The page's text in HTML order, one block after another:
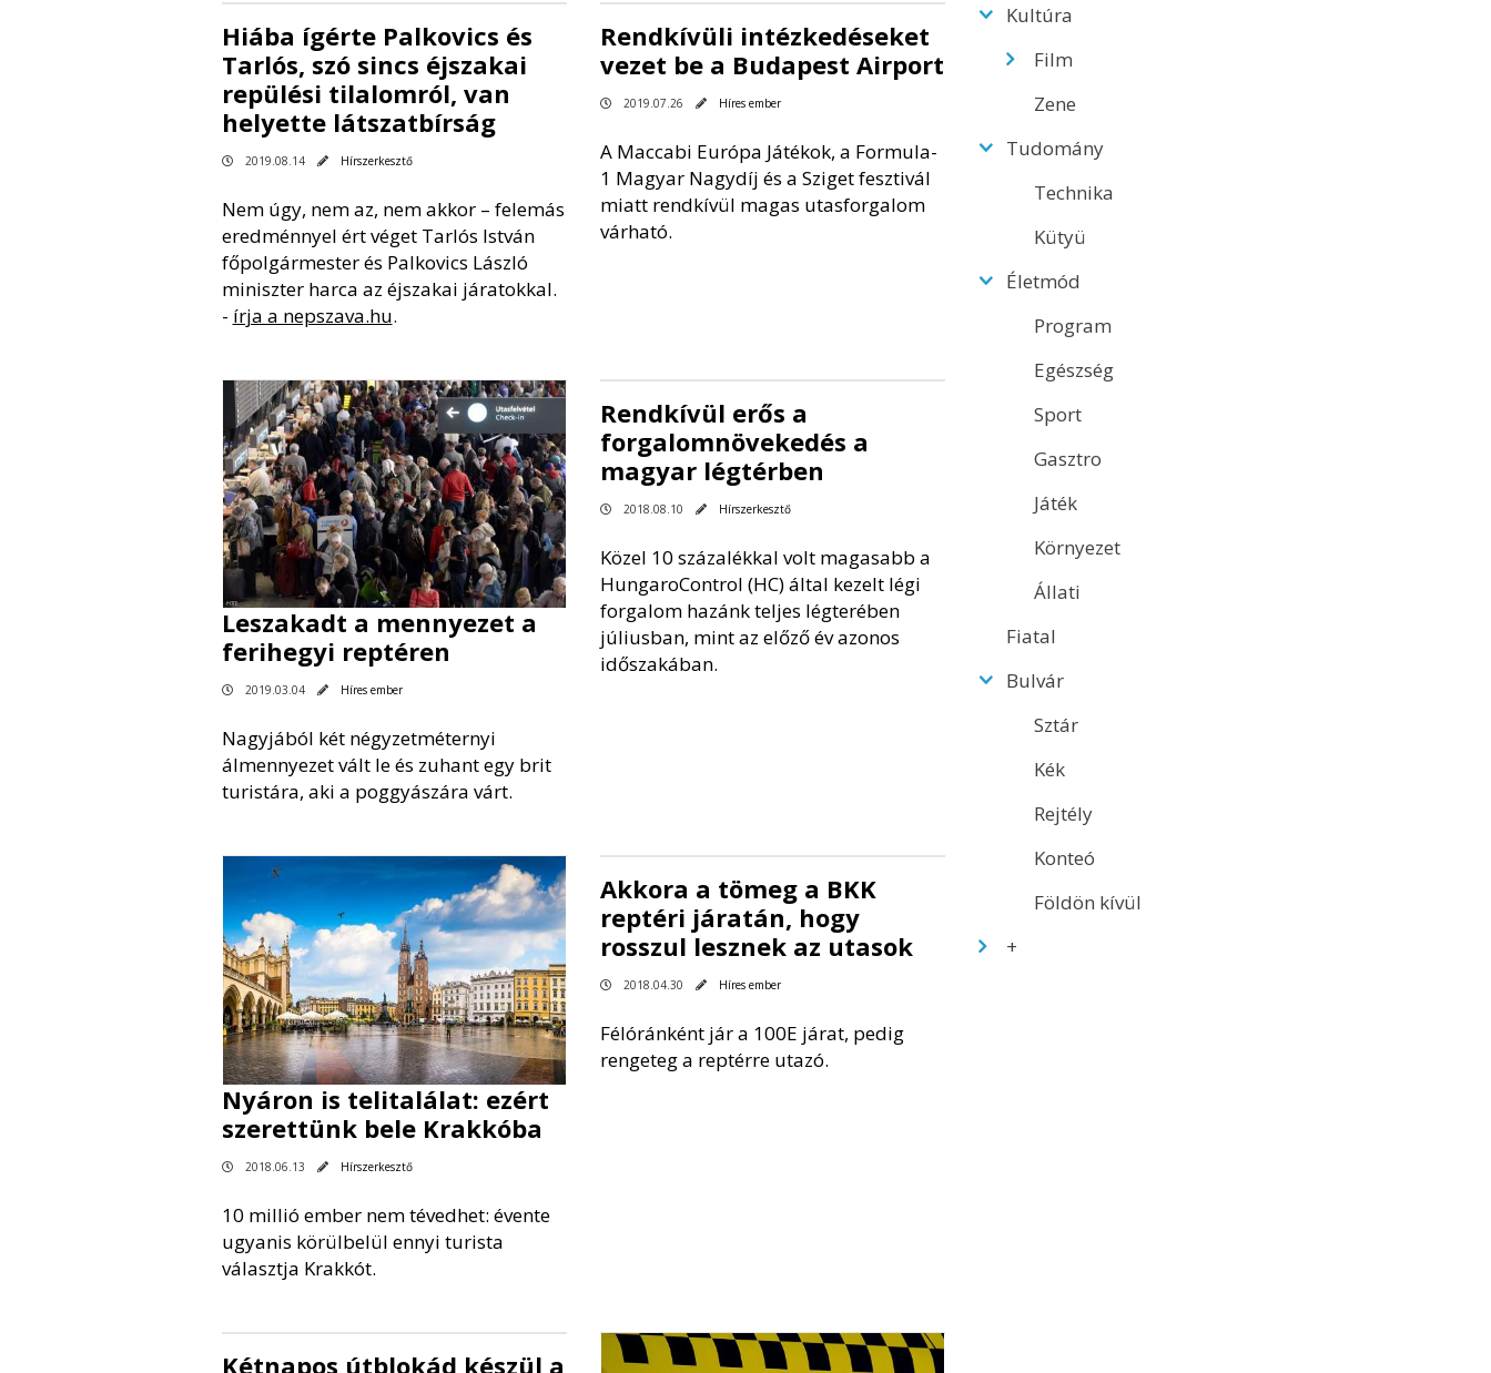
Hiába ígérte Palkovics és
Tarlós, szó sincs éjszakai
repülési tilalomról, van
helyette látszatbírság
2019.08.14 Hírszerkesztő
Nem úgy, nem az, nem akkor – felemás
eredménnyel ért véget Tarlós István
főpolgármester és Palkovics László
miniszter harca az éjszakai járatokkal.
- írja a nepszava.hu.
Rendkívüli intézkedéseket
vezet be a Budapest Airport
2019.07.26 Híres ember
A Maccabi Európa Játékok, a Formula-
1 Magyar Nagydíj és a Sziget fesztivál
miatt rendkívül magas utasforgalom
várható.
Leszakadt a mennyezet a
ferihegyi reptéren
2019.03.04 Híres ember
Nagyjából két négyzetméternyi
álmennyezet vált le és zuhant egy brit
turistára, aki a poggyászára várt.
Rendkívül erős a
forgalomnövekedés a
magyar légtérben
2018.08.10 Hírszerkesztő
Közel 10 százalékkal volt magasabb a
HungaroControl (HC) által kezelt légi
forgalom hazánk teljes légterében
júliusban, mint az előző év azonos
időszakában.
Nyáron is telitalálat: ezért
szerettünk bele Krakkóba
2018.06.13 Hírszerkesztő
10 millió ember nem tévedhet: évente
ugyanis körülbelül ennyi turista
választja Krakkót.
Akkora a tömeg a BKK
reptéri járatán, hogy
rosszul lesznek az utasok
2018.04.30 Híres ember
Félóránként jár a 100E járat, pedig
rengeteg a reptérre utazó.
Kétnapos útblokád készül a
Kultúra
Film
Zene
Tudomány
Technika
Kütyü
Életmód
Program
Egészség
Sport
Gasztro
Játék
Környezet
Állati
Fiatal
Bulvár
Sztár
Kék
Rejtély
Konteó
Földön kívül
+